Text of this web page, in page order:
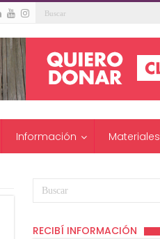
Información Materiales
RECIBÍ INFORMACIÓN